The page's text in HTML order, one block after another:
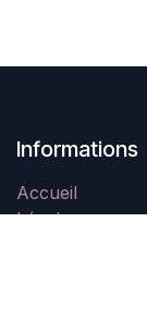
Informations
Accueil
Légal